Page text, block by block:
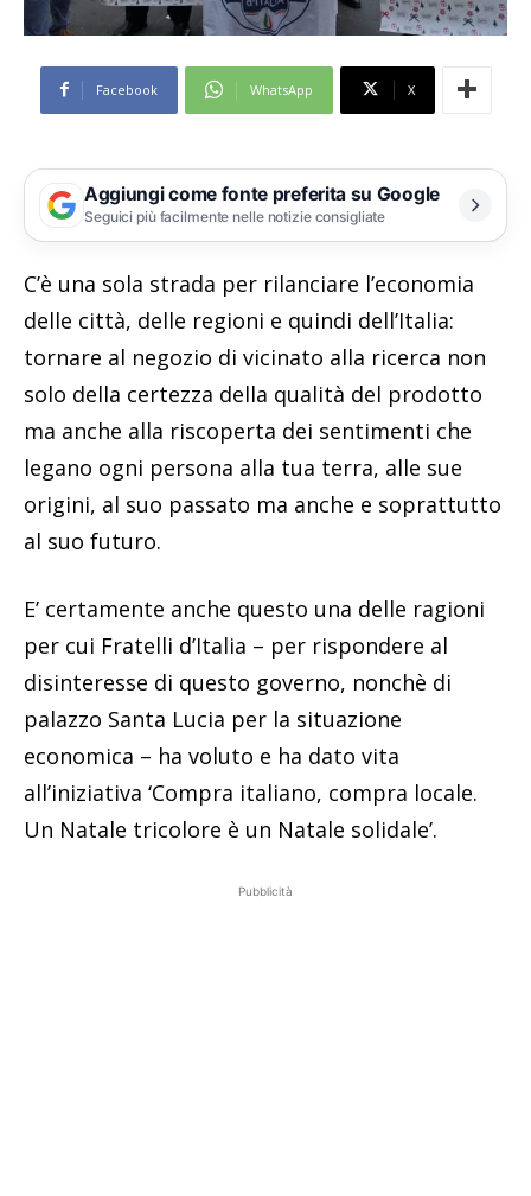
Facebook WhatsApp X
Aggiungi come fonte preferita su Google
Seguici più facilmente nelle notizie consigliate
C’è una sola strada per rilanciare l’economia
delle città, delle regioni e quindi dell’Italia:
tornare al negozio di vicinato alla ricerca non
solo della certezza della qualità del prodotto
ma anche alla riscoperta dei sentimenti che
legano ogni persona alla tua terra, alle sue
origini, al suo passato ma anche e soprattutto
al suo futuro.
E’ certamente anche questo una delle ragioni
per cui Fratelli d’Italia – per rispondere al
disinteresse di questo governo, nonchè di
palazzo Santa Lucia per la situazione
economica – ha voluto e ha dato vita
all’iniziativa ‘Compra italiano, compra locale.
Un Natale tricolore è un Natale solidale’.
Pubblicità